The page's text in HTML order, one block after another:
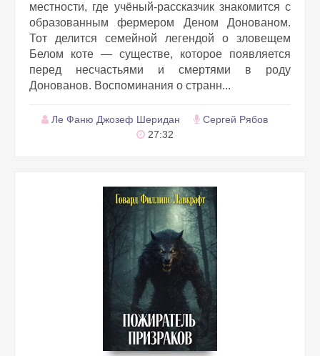
местности, где учёный-рассказчик знакомится с
образованным фермером Деном Донованом.
Тот делится семейной легендой о зловещем
Белом коте — существе, которое появляется
перед несчастьями и смертями в роду
Донованов. Воспоминания о странн...
Ле Фаню Джозеф Шеридан
Сергей Рябов
27:32